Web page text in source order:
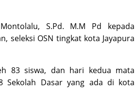
S.Pd. M.M Pd kepada
seleksi OSN tingkat kota Jayapura
83 siswa, dan hari kedua mata
Sekolah Dasar yang ada di kota